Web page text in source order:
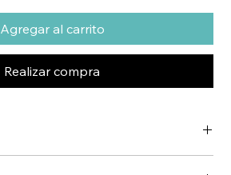
Agregar al carrito
Realizar compra